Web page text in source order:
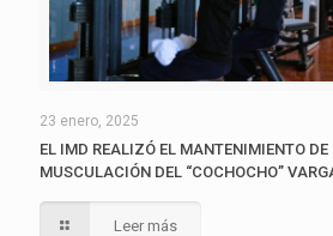
23 enero, 2025
EL IMD REALIZÓ EL MANTENIMIENTO
MUSCULACIÓN DEL “COCHOCHO”
Leer más